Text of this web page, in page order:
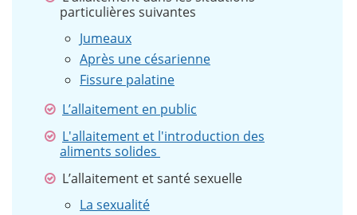
particulières suivantes
Jumeaux
Après une césarienne
Fissure palatine
L’allaitement en public
L'allaitement et l'introduction des
aliments solides
L’allaitement et santé sexuelle
La sexualité